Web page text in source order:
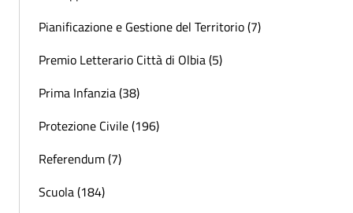
Pianificazione e Gestione del Territorio (7)
Premio Letterario Città di Olbia (5)
Prima Infanzia (38)
Protezione Civile (196)
Referendum (7)
Scuola (184)